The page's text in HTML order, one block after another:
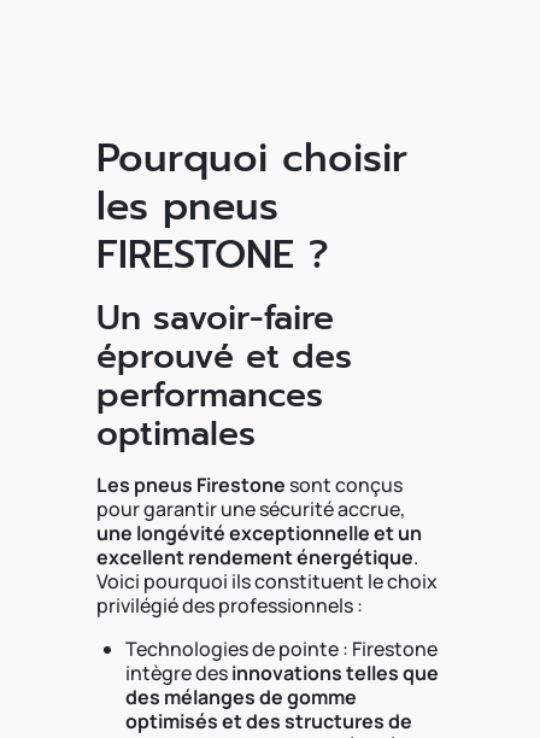
Pourquoi choisir
les pneus
FIRESTONE ?
Un savoir-faire
éprouvé et des
performances
optimales
Les pneus Firestonesont conçus
pour garantir une sécurité accrue,
une longévité exceptionnelle et un
excellent rendement énergétique.
Voici pourquoi ils constituent le choix
privilégié des professionnels :
Technologies de pointe : Firestone
intègre desinnovations telles que
des mélanges de gomme
optimisés et des structures de